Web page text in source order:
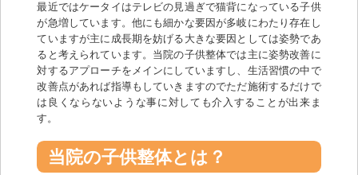
最近ではケータイはテレビの見過ぎで猫背になっている子供
が急増しています。他にも細かな要因が多岐にわたり存在し
ていますが主に成長期を妨げる大きな要因としては姿勢であ
ると考えられています。当院の子供整体では主に姿勢改善に
対するアプローチをメインにしていますし、生活習慣の中で
改善点があれば指導もしていきますのでただ施術するだけで
は良くならないような事に対しても介入することが出来ま
す。
当院の子供整体とは？